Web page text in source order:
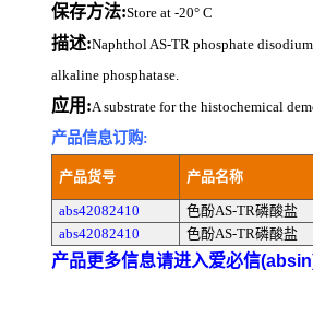
保存方法:Store at -20° C
描述:Naphthol AS-TR phosphate
alkaline phosphatase.
应用:A substrate for the histochemical
产品信息订购:
产品货号 产品名称
abs42082410
色酚AS-TR磷酸盐
abs42082410
色酚AS-TR磷酸盐
产品更多信息请进入爱必信